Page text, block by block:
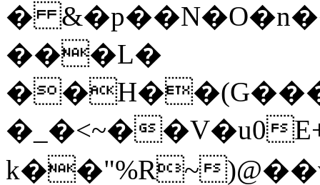
�
���L�
�_�<~��V�u0
k��"%R~